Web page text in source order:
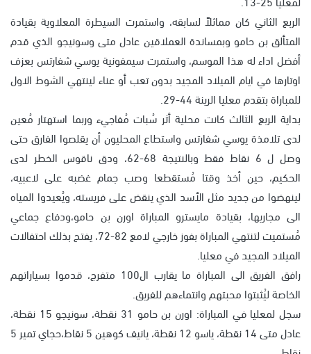
الربع الثاني كان مماثلاً لسابقه، واستمرت السيطرة المعلاوية بقيادة
المتألق بن حامو وبمساندة العملاقين عادل متى وسونيجو الذي قدم
أفضل اداء له هذا الموسم، واستمرت سيمفونية يوسي شفارتس بعزف
اوتارها في ايام الميلاد المجيد بدون تعب أو عناء لينتهي الشوط الاول
للمباراة بتقدم معليا الرينة 44-29.
بداية الربع الثالث كانت محلية أثر سُبات مُفاجيء وربما استهتار مُعين
لدى تلامذة يوسي شفارتس واستطاع المحليون أن يقلصوا الفارق حتى
وصل ل 6 نقاط فقط وبالنتيجة 68-62، ودق ناقوس الخطر لدى
الحكيم، حين أخذ وقتا مُستقطعا وصب جمام غضبه على لاعبيه،
لينهضوا من جديد مثل الأسد الذي ينقض على فريسته، ويُعيدوا المياه
الى مجاريها، بقيادة مايسترو المباراة اورن بن حامو،ودفاع جماعي
مُستميت لتنتهي المباراة بفوز خارجي لامع 82-72، يفتح بذلك احتفالات
الميلاد المجيد في معليا.
رافق الفريق الى المباراة ما يقارب ال100 متفرج، قدموا بسياراتهم
الخاصة ليُثبتوا محبتهم وانتماءهم للفريق.
سجل لمعليا في المباراة: اورن بن حامو 31 نقطة، سونيجو 15 نقطة،
عادل متى 14 نقطة، ياسو 12 نقطة، يانيف كوهين 5 نقاط،حجاي تمير 5